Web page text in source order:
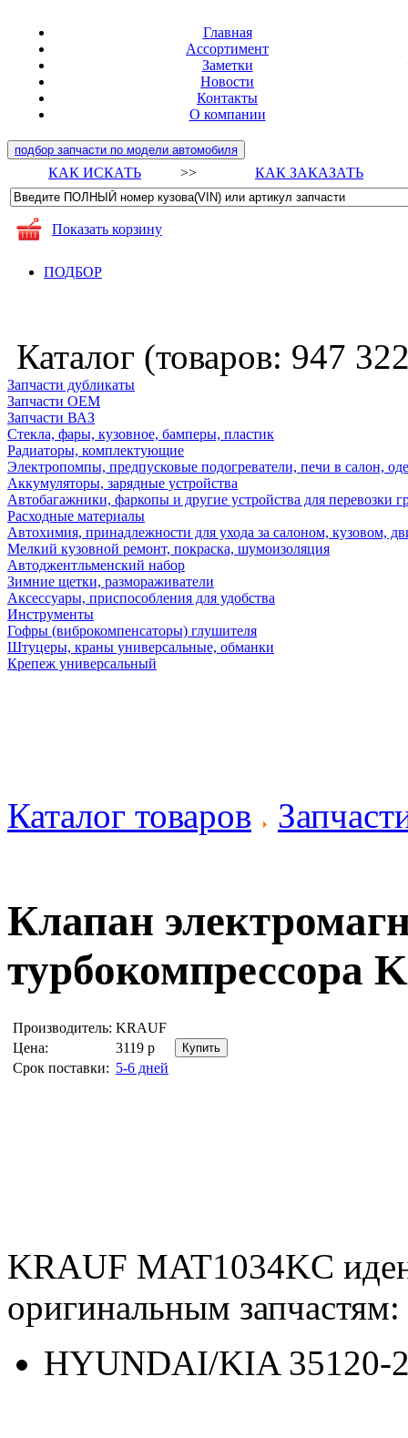
Главная
Ассортимент
Заметки
Новости
Контакты
О компании
подбор запчасти по модели автомобиля
КАК ИСКАТЬ >> КАК ЗАКАЗАТЬ
Показать корзину
ПОДБОР
Каталог (товаров: 947
Запчасти дубликаты
Запчасти ОЕМ
Запчасти ВАЗ
Стекла, фары, кузовное, бамперы, пластик
Радиаторы, комплектующие
Электропомпы, предпусковые подогреватели, печи в салон,
Аккумуляторы, зарядные устройства
Автобагажники, фаркопы и другие устройства для перевозки
Расходные материалы
Автохимия, принадлежности для ухода за салоном, кузовом,
Мелкий кузовной ремонт, покраска, шумоизоляция
Автоджентльменский набор
Зимние щетки, размораживатели
Аксессуары, приспособления для удобства
Инструменты
Гофры (виброкомпенсаторы) глушителя
Штуцеры, краны универсальные, обманки
Крепеж универсальный
Каталог товаров
Клапан
турбокомпрессора
Производитель: KRAUF
Цена:
3119 р
Срок поставки: 5-6 дней
KRAUF MAT1034KC
оригинальным запчастям:
HYUNDAI/KIA 35120-